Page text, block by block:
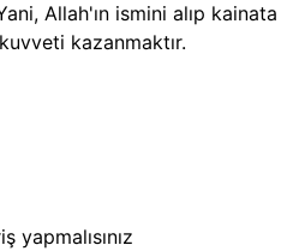
Allah'ın ismini alıp kainata
kazanmaktır.